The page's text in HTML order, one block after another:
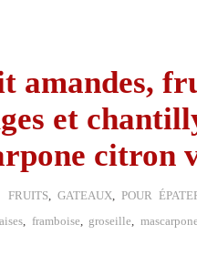
amandes,
et
citron
FRUITS, GATEAUX,POUR
, framboise, groseille,